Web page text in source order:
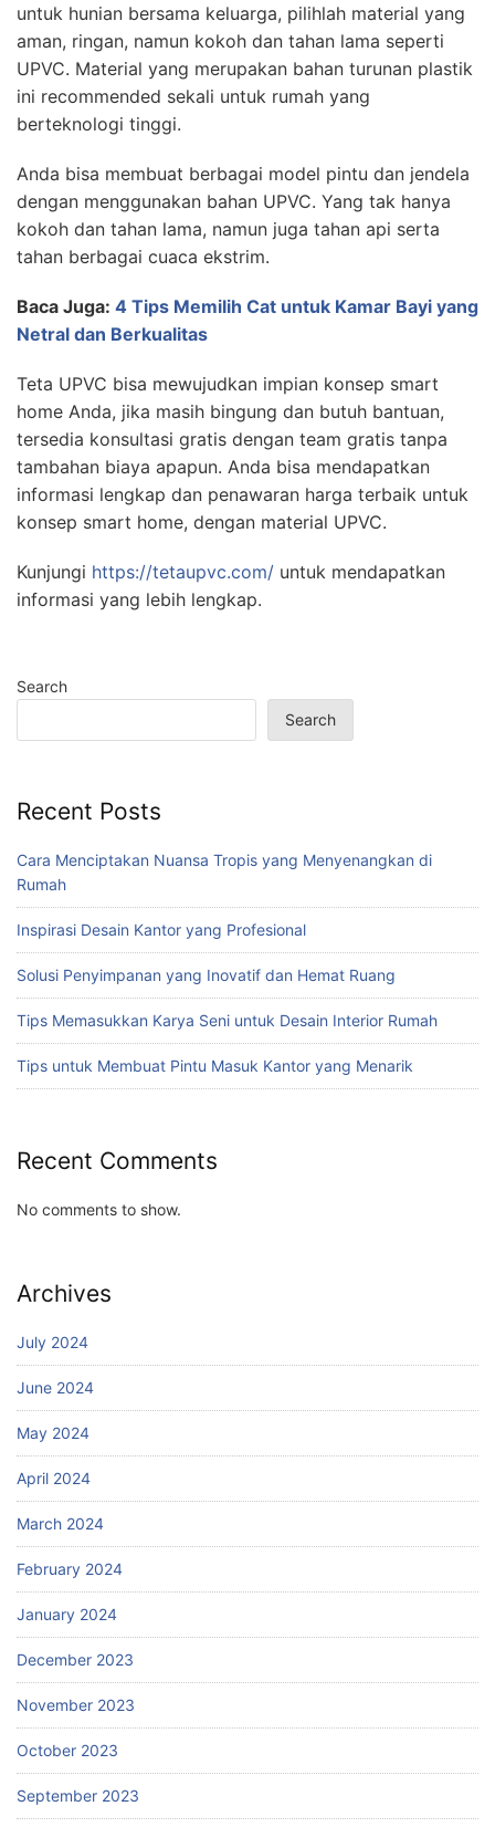
untuk hunian bersama keluarga, pilihlah material yang
aman, ringan, namun kokoh dan tahan lama seperti
UPVC. Material yang merupakan bahan turunan plastik
ini recommended sekali untuk rumah yang
berteknologi tinggi.
Anda bisa membuat berbagai model pintu dan jendela
dengan menggunakan bahan UPVC. Yang tak hanya
kokoh dan tahan lama, namun juga tahan api serta
tahan berbagai cuaca ekstrim.
Baca Juga: 4 Tips Memilih Cat untuk Kamar Bayi yang
Netral dan Berkualitas
Teta UPVC bisa mewujudkan impian konsep smart
home Anda, jika masih bingung dan butuh bantuan,
tersedia konsultasi gratis dengan team gratis tanpa
tambahan biaya apapun. Anda bisa mendapatkan
informasi lengkap dan penawaran harga terbaik untuk
konsep smart home, dengan material UPVC.
Kunjungi https://tetaupvc.com/ untuk mendapatkan
informasi yang lebih lengkap.
Search
Search
Recent Posts
Cara Menciptakan Nuansa Tropis yang Menyenangkan di
Rumah
Inspirasi Desain Kantor yang Profesional
Solusi Penyimpanan yang Inovatif dan Hemat Ruang
Tips Memasukkan Karya Seni untuk Desain Interior Rumah
Tips untuk Membuat Pintu Masuk Kantor yang Menarik
Recent Comments
No comments to show.
Archives
July 2024
June 2024
May 2024
April 2024
March 2024
February 2024
January 2024
December 2023
November 2023
October 2023
September 2023